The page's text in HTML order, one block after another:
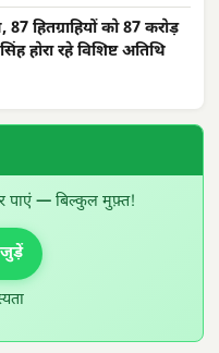
हितग्राहियों को 87 करोड़
रहे विशिष्ट अतिथि
पाएं — बिल्कुल मुफ़्त!